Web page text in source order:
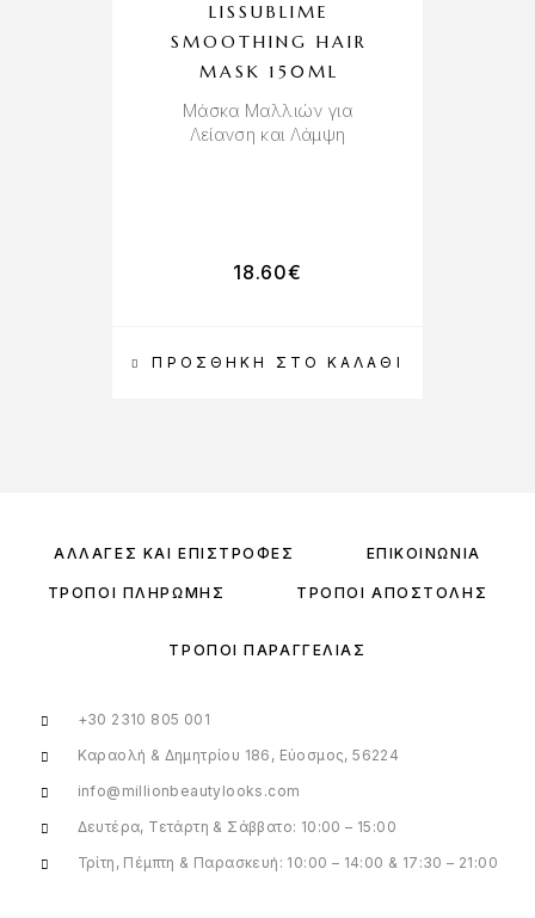
ΠΡΟΣΘΉΚΗ ΣΤΟ ΚΑΛΆΘΙ
LISSUBLIME
SMOOTHING HAIR
MASK 150ML
Μάσκα Μαλλιών για
Λείανση και Λάμψη
18.60€
ΑΛΛΑΓΈΣ ΚΑΙ ΕΠΙΣΤΡΟΦΈΣ ΕΠΙΚΟΙΝΩΝΊΑ
ΤΡΌΠΟΙ ΠΛΗΡΩΜΉΣ ΤΡΌΠΟΙ ΑΠΟΣΤΟΛΉΣ
ΤΡΌΠΟΙ ΠΑΡΑΓΓΕΛΊΑΣ
+30 2310 805 001
Καραολή & Δημητρίου 186, Εύοσμος, 56224
info@millionbeautylooks.com
Δευτέρα, Τετάρτη & Σάββατο: 10:00 – 15:00
Τρίτη, Πέμπτη & Παρασκευή: 10:00 – 14:00 & 17:30 – 21:00